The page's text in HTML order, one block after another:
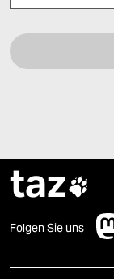
taz
Folgen Sie uns